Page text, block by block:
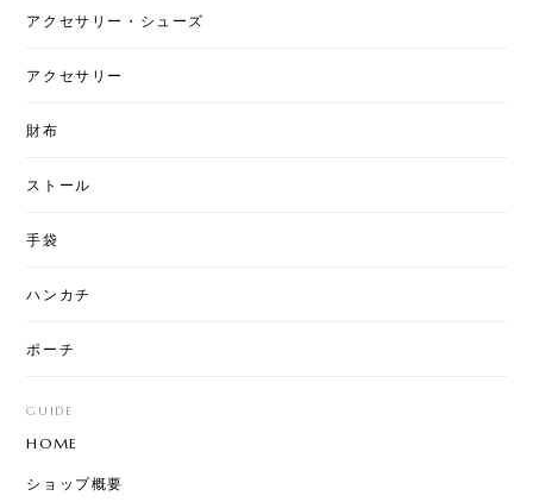
アクセサリー・シューズ
アクセサリー
財布
ストール
手袋
ハンカチ
ポーチ
GUIDE
HOME
ショップ概要